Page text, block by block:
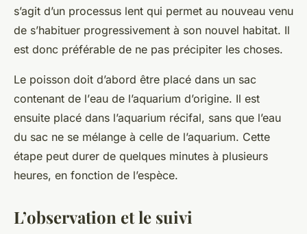
s’agit d’un processus lent qui permet au nouveau venu
de s’habituer progressivement à son nouvel habitat. Il
est donc préférable de ne pas précipiter les choses.
Le poisson doit d’abord être placé dans un sac
contenant de l’eau de l’aquarium d’origine. Il est
ensuite placé dans l’aquarium récifal, sans que l’eau
du sac ne se mélange à celle de l’aquarium. Cette
étape peut durer de quelques minutes à plusieurs
heures, en fonction de l’espèce.
L’observation et le suivi